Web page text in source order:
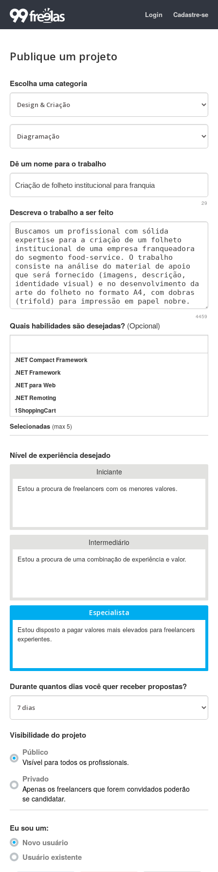
Login Cadastre-se
Publique um projeto
Escolha uma categoria
Dê um nome para o trabalho
29
Descreva o trabalho a ser feito
4459
Quais habilidades são desejadas? (Opcional)
.NET Compact Framework
.NET Framework
.NET para Web
.NET Remoting
1ShoppingCart
3DS Max
3GSM
802.11
A-GPS
ABAP
Abaqus
ABBYY FineReader
Ableton
Ableton Push
Abstract
AC3
ACID Pro
ACPI
Acrobat
Acrobat X
Acronis
ACT
Actimize
ActionScript
ActionScript 3
Selecionadas (max 5)
Nível de experiência desejado
Iniciante
Estou a procura de freelancers com os menores valores.
Intermediário
Estou a procura de uma combinação de experiência e valor.
Especialista
Estou disposto a pagar valores mais elevados para freelancers
experientes.
Durante quantos dias você quer receber propostas?
Visibilidade do projeto
Público
Visível para todos os profissionais.
Privado
Apenas os freelancers que forem convidados poderão
se candidatar.
Eu sou um:
Novo usuário
Usuário existente